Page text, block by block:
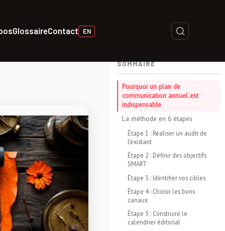
GlossaireContact EN
SOMMAIRE
Pourquoi un plan de
communication annuel est
indispensable
La méthode en 6 étapes
Étape 1 : Réaliser un audit de
l’existant
Étape 2 : Définir des objectifs
SMART
Étape 3 : Identifier vos cibles
Étape 4 : Choisir les bons
canaux
Étape 5 : Construire le
calendrier éditorial